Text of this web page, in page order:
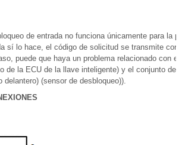
de entrada no funciona únicamente para la
sí lo hace, el código de solicitud se transmite
puede que haya un problema relacionado con
de la ECU de la llave inteligente) y el conjunto de
delantero) (sensor de desbloqueo)).